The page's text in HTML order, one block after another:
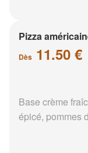
Pizza
Dès 11.50 €
Base crème
épicé, pommes